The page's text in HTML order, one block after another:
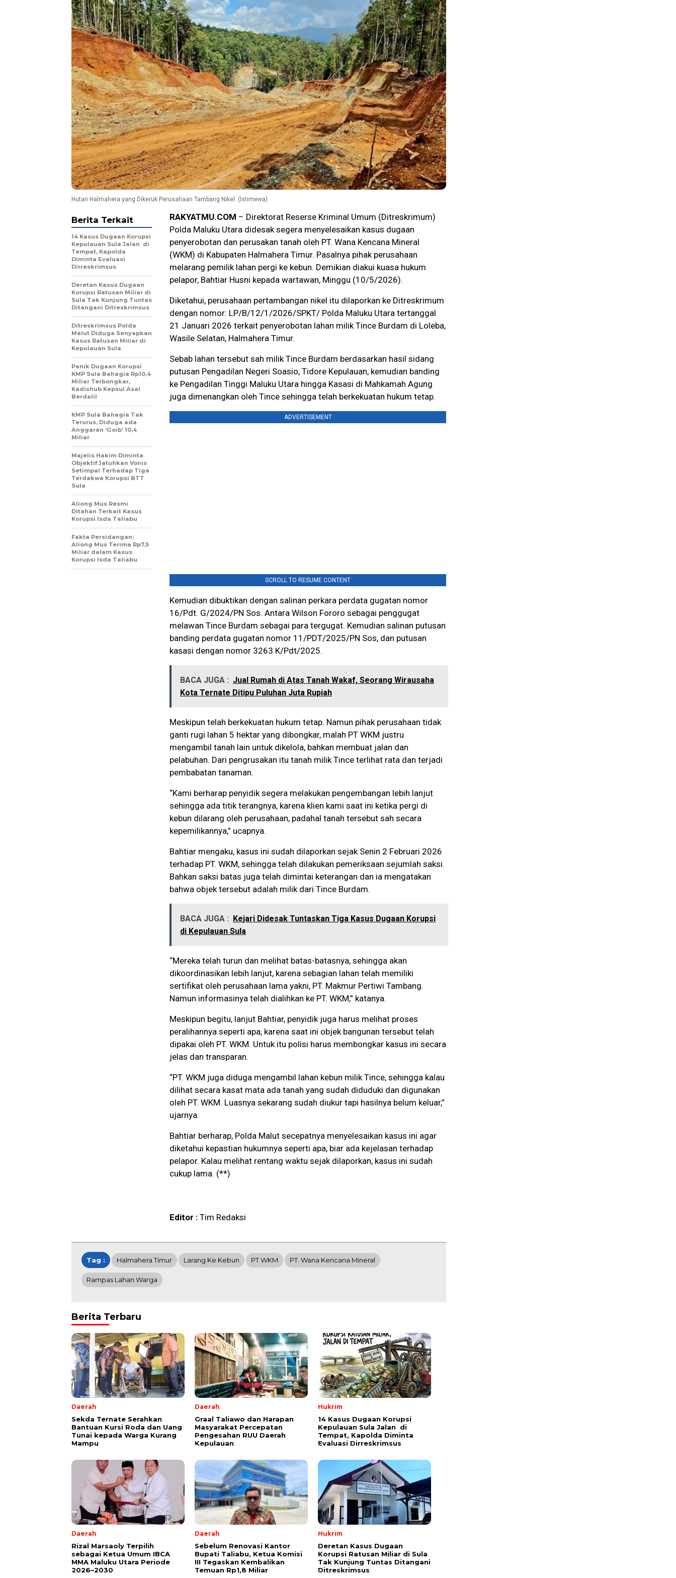
Hutan Halmahera yang Dikeruk Perusahaan Tambang Nikel. (Istimewa)
RAKYATMU.COM – Direktorat Reserse Kriminal Umum (Ditreskrimum)
Polda Maluku Utara didesak segera menyelesaikan kasus dugaan
penyerobotan dan perusakan tanah oleh PT. Wana Kencana Mineral
(WKM) di Kabupaten Halmahera Timur. Pasalnya pihak perusahaan
melarang pemilik lahan pergi ke kebun. Demikian diakui kuasa hukum
pelapor, Bahtiar Husni kepada wartawan, Minggu (10/5/2026).
Diketahui, perusahaan pertambangan nikel itu dilaporkan ke Ditreskrimum
dengan nomor: LP/B/12/1/2026/SPKT/ Polda Maluku Utara tertanggal
21 Januari 2026 terkait penyerobotan lahan milik Tince Burdam di Loleba,
Wasile Selatan, Halmahera Timur.
Sebab lahan tersebut sah milik Tince Burdam berdasarkan hasil sidang
putusan Pengadilan Negeri Soasio, Tidore Kepulauan, kemudian banding
ke Pengadilan Tinggi Maluku Utara hingga Kasasi di Mahkamah Agung
juga dimenangkan oleh Tince sehingga telah berkekuatan hukum tetap.
ADVERTISEMENT
SCROLL TO RESUME CONTENT
Kemudian dibuktikan dengan salinan perkara perdata gugatan nomor
16/Pdt. G/2024/PN Sos. Antara Wilson Fororo sebagai penggugat
melawan Tince Burdam sebagai para tergugat. Kemudian salinan putusan
banding perdata gugatan nomor 11/PDT/2025/PN Sos, dan putusan
kasasi dengan nomor 3263 K/Pdt/2025.
BACA JUGA : Jual Rumah di Atas Tanah Wakaf, Seorang Wirausaha
Kota Ternate Ditipu Puluhan Juta Rupiah
Meskipun telah berkekuatan hukum tetap. Namun pihak perusahaan tidak
ganti rugi lahan 5 hektar yang dibongkar, malah PT WKM justru
mengambil tanah lain untuk dikelola, bahkan membuat jalan dan
pelabuhan. Dari pengrusakan itu tanah milik Tince terlihat rata dan terjadi
pembabatan tanaman.
“Kami berharap penyidik segera melakukan pengembangan lebih lanjut
sehingga ada titik terangnya, karena klien kami saat ini ketika pergi di
kebun dilarang oleh perusahaan, padahal tanah tersebut sah secara
kepemilikannya,” ucapnya.
Bahtiar mengaku, kasus ini sudah dilaporkan sejak Senin 2 Februari 2026
terhadap PT. WKM, sehingga telah dilakukan pemeriksaan sejumlah saksi.
Bahkan saksi batas juga telah dimintai keterangan dan ia mengatakan
bahwa objek tersebut adalah milik dari Tince Burdam.
BACA JUGA :
Kejari Didesak Tuntaskan Tiga Kasus Dugaan Korupsi
di Kepulauan Sula
“Mereka telah turun dan melihat batas-batasnya, sehingga akan
dikoordinasikan lebih lanjut, karena sebagian lahan telah memiliki
sertifikat oleh perusahaan lama yakni, PT. Makmur Pertiwi Tambang.
Namun informasinya telah dialihkan ke PT. WKM,” katanya.
Meskipun begitu, lanjut Bahtiar, penyidik juga harus melihat proses
peralihannya seperti apa, karena saat ini objek bangunan tersebut telah
dipakai oleh PT. WKM. Untuk itu polisi harus membongkar kasus ini secara
jelas dan transparan.
“PT. WKM juga diduga mengambil lahan kebun milik Tince, sehingga kalau
dilihat secara kasat mata ada tanah yang sudah diduduki dan digunakan
oleh PT. WKM. Luasnya sekarang sudah diukur tapi hasilnya belum keluar,”
ujarnya.
Bahtiar berharap, Polda Malut secepatnya menyelesaikan kasus ini agar
diketahui kepastian hukumnya seperti apa, biar ada kejelasan terhadap
pelapor. Kalau melihat rentang waktu sejak dilaporkan, kasus ini sudah
cukup lama. (**)
Editor : Tim Redaksi
Berita Terkait
14 Kasus Dugaan Korupsi
Kepulauan Sula Jalan di
Tempat, Kapolda
Diminta Evaluasi
Dirreskrimsus
Deretan Kasus Dugaan
Korupsi Ratusan Miliar di
Sula Tak Kunjung Tuntas
Ditangani Ditreskrimsus
Ditreskrimsus Polda
Malut Diduga Senyapkan
Kasus Ratusan Miliar di
Kepulauan Sula
Panik Dugaan Korupsi
KMP Sula Bahagia Rp10,4
Miliar Terbongkar,
Kadishub Kepsul Asal
Berdalil
KMP Sula Bahagia Tak
Terurus, Diduga ada
Anggaran ‘Goib’ 10,4
Miliar
Majelis Hakim Diminta
Objektif Jatuhkan Vonis
Setimpal Terhadap Tiga
Terdakwa Korupsi BTT
Sula
Aliong Mus Resmi
Ditahan Terkait Kasus
Korupsi Isda Taliabu
Fakta Persidangan:
Aliong Mus Terima Rp7,5
Miliar dalam Kasus
Korupsi Isda Taliabu
Tag : Halmahera Timur Larang Ke Kebun PT WKM PT. Wana Kencana Mineral
Rampas Lahan Warga
Berita Terbaru
Daerah
Sekda Ternate Serahkan
Bantuan Kursi Roda dan Uang
Tunai kepada Warga Kurang
Mampu
Daerah
Graal Taliawo dan Harapan
Masyarakat Percepatan
Pengesahan RUU Daerah
Kepulauan
Hukrim
14 Kasus Dugaan Korupsi
Kepulauan Sula Jalan di
Tempat, Kapolda Diminta
Evaluasi Dirreskrimsus
Daerah
Rizal Marsaoly Terpilih
sebagai Ketua Umum IBCA
MMA Maluku Utara Periode
2026–2030
Daerah
Sebelum Renovasi Kantor
Bupati Taliabu, Ketua Komisi
III Tegaskan Kembalikan
Temuan Rp1,8 Miliar
Hukrim
Deretan Kasus Dugaan
Korupsi Ratusan Miliar di Sula
Tak Kunjung Tuntas Ditangani
Ditreskrimsus